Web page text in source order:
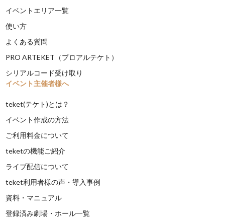
イベントエリア一覧
使い方
よくある質問
PRO ARTEKET（プロアルテケト）
シリアルコード受け取り
イベント主催者様へ
teket(テケト)とは？
イベント作成の方法
ご利用料金について
teketの機能ご紹介
ライブ配信について
teket利用者様の声・導入事例
資料・マニュアル
登録済み劇場・ホール一覧